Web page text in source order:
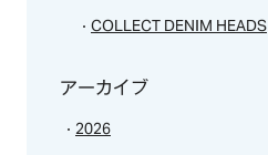
COLLECT DENIM HEADS
アーカイブ
2026